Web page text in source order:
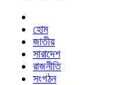
হোম
জাতীয়
সারাদেশ
রাজনীতি
সংগঠন